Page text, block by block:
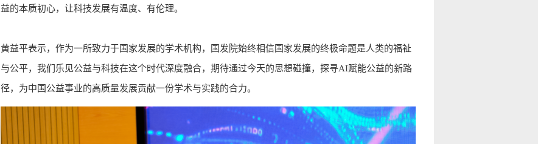
益的本质初心，让科技发展有温度、有伦理。
黄益平表示，作为一所致力于国家发展的学术机构，国发院始终相信国家发展的终极命题是人类的福祉
与公平，我们乐见公益与科技在这个时代深度融合，期待通过今天的思想碰撞，探寻AI赋能公益的新路
径，为中国公益事业的高质量发展贡献一份学术与实践的合力。